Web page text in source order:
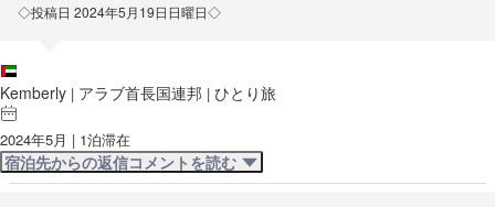
◇投稿日 2024年5月19日日曜日◇
Kemberly | アラブ首長国連邦 | ひとり旅
2024年5月 | 1泊滞在
宿泊先からの返信コメントを読む